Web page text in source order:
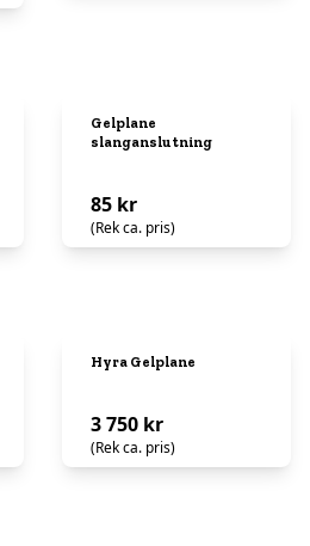
Gelplane
slanganslutning
85 kr
(Rek ca. pris)
Hyra Gelplane
3 750 kr
(Rek ca. pris)